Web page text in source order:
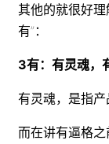
其他的就很好
有”：
3有：有灵魂，
有灵魂，是指产
而在讲有逼格